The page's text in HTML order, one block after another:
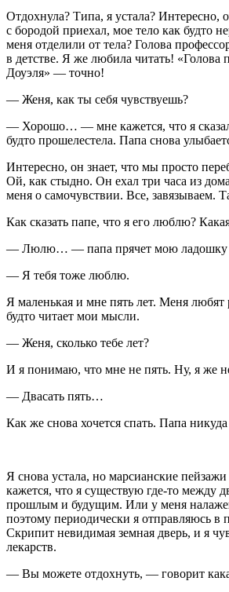
Отдохнула? Типа, я устала? Интересно,
с бородой приехал, мое тело как будто
меня отделили от тела? Голова
в детстве. Я же любила читать! «Голова
Доуэля» — точно!
— Женя, как ты себя чувствуешь?
— Хорошо… — мне кажется, что я
будто прошелестела. Папа снова
Интересно, он знает, что мы просто
Ой, как стыдно. Он ехал три часа из
меня о самочувствии. Все, завязываем.
Как сказать папе, что я его люблю?
— Люлю… — папа прячет мою ладошку
— Я тебя тоже люблю.
Я маленькая и мне пять лет. Меня
будто читает мои мысли.
— Женя, сколько тебе лет?
И я понимаю, что мне не пять. Ну, я же
— Двасать пять…
Как же снова хочется спать. Папа
Я снова устала, но марсианские
кажется, что я существую где-то между
прошлым и будущим. Или у меня
поэтому периодически я отправляюсь в
Скрипит невидимая земная дверь, и я
лекарств.
— Вы можете отдохнуть, — говорит